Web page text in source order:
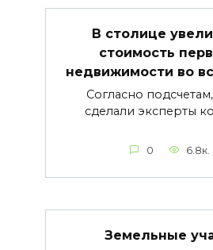
В столице
стоимость
недвижимости во
Согласно
сделали эксперты
0 6.8к.
Земельные